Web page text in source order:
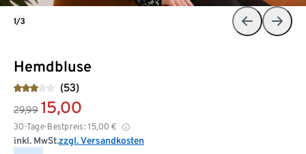
Hemdbluse
(53)
29,99 15,00
30-Tage-Bestpreis: 15,00 €
inkl. MwSt.zzgl. Versandkosten
1/3